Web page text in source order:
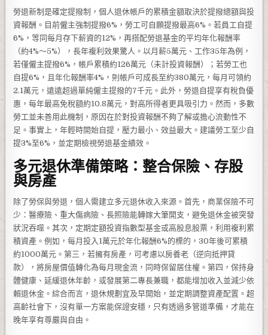
勞退新制是確定提撥制，個人退休帳戶的累積金額取決於提撥總額與投
資報酬。目前僱主強制提撥6%，勞工可自願提撥最高6%。若員工自提
6%，等同每月存下薪資的12%，再搭配勞退基金的平均年化報酬率
（約4%～5%），長年複利效果驚人。以月薪5萬元、工作35年為例，
若僅僱主提撥6%，帳戶累積約126萬元（未計投資報酬）；若勞工也
自提6%，且年化報酬率4%，則帳戶可成長至約380萬元，每月可領約
2.1萬元，遠遠超過單純僱主提撥的7千元。此外，勞退自提享有稅負優
惠，每年最高免稅額約10.8萬元，對高所得者更具吸引力。然而，多數
勞工並未善用此機制，原因在於對投資報酬不夠了解或擔心流動性不
足。事實上，年輕時開始自提，壓力最小、效益最大。建議勞工至少自
提3%至6%，並定期檢視勞退基金績效。
多元退休準備策略：整合保險、存股
與房產
除了勞保與勞退，個人需建立多元退休收入來源。首先，商業保險不可
少：醫療險、重大傷病險、長照險能轉嫁大筆開支，避免退休金被突發
狀況吞噬。其次，定期定額投資指數型基金或高股息股票，利用複利累
積資產。例如，每月投入1萬元於年化報酬6%的標的，30年後可累積
約1000萬元。第三，若擁有房產，可考慮以房養老（逆向抵押貸
款），將房屋價值轉化為每月現金流，同時保留居住權。第四，保持身
體健康、延緩退休年齡，或發展第二專長兼職，都能增加收入並減少依
賴退休金。綜合而言，退休規劃宜及早開始，並定期調整資產配置。超
高齡社會下，沒有單一方案能保證安穩，只有透過多管道準備，才能在
晚年享有尊嚴與自由。